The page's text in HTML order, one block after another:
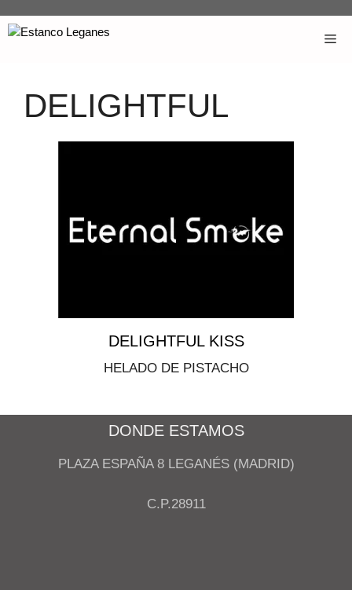
DELIGHTFUL
DELIGHTFUL KISS
HELADO DE PISTACHO
DONDE ESTAMOS
PLAZA ESPAÑA 8 LEGANÉS (MADRID)
C.P.28911